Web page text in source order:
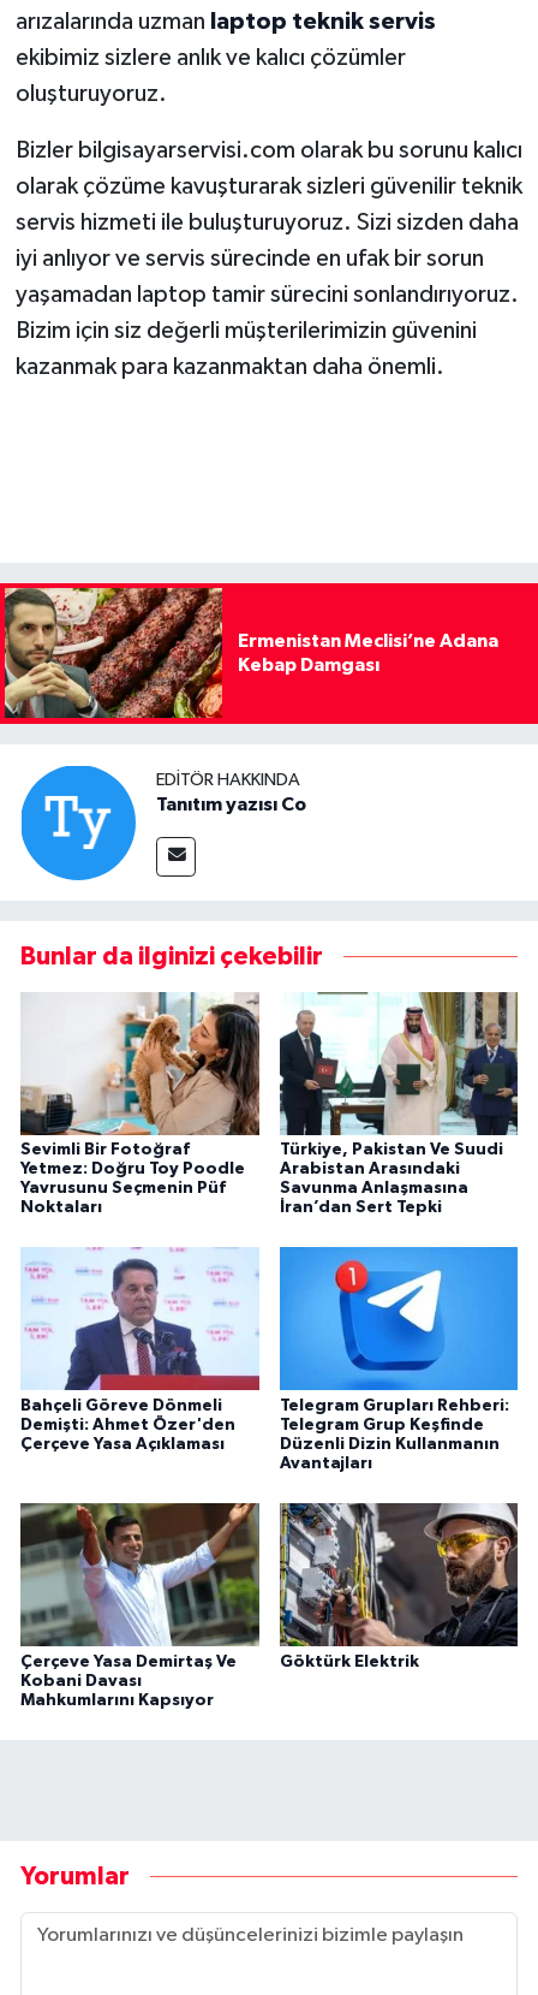
arızalarında uzman laptop teknik servis
ekibimiz sizlere anlık ve kalıcı çözümler
oluşturuyoruz.
Bizler bilgisayarservisi.com olarak bu sorunu kalıcı
olarak çözüme kavuşturarak sizleri güvenilir teknik
servis hizmeti ile buluşturuyoruz. Sizi sizden daha
iyi anlıyor ve servis sürecinde en ufak bir sorun
yaşamadan laptop tamir sürecini sonlandırıyoruz.
Bizim için siz değerli müşterilerimizin güvenini
kazanmak para kazanmaktan daha önemli.
Ermenistan Meclisi’ne Adana
Kebap Damgası
EDITÖR HAKKINDA
Tanıtım yazısı Co
Bunlar da ilginizi çekebilir
Sevimli Bir Fotoğraf
Yetmez: Doğru Toy Poodle
Yavrusunu Seçmenin Püf
Noktaları
Türkiye, Pakistan Ve Suudi
Arabistan Arasındaki
Savunma Anlaşmasına
İran’dan Sert Tepki
Bahçeli Göreve Dönmeli
Demişti: Ahmet Özer'den
Çerçeve Yasa Açıklaması
Telegram Grupları Rehberi:
Telegram Grup Keşfinde
Düzenli Dizin Kullanmanın
Avantajları
Çerçeve Yasa Demirtaş Ve
Kobani Davası
Mahkumlarını Kapsıyor
Göktürk Elektrik
Yorumlar